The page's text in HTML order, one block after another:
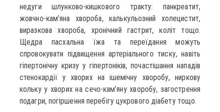
недуги шлунково-кишкового тракту: панкреатит,
жовчно-кам’яна хвороба, калькульозний холецистит,
виразкова хвороба, хронічний гастрит, коліт тощо.
Щедра пасхальна їжа та переїдання можуть
спровокувати підвищення артеріального тиску, навіть
гіпертонічну кризу у гіпертоніків, почастішання нападів
стенокардії у хворих на ішемічну хворобу, ниркову
кольку у хворих на сечо-кам’яну хворобу, загострення
подагри, погіршення перебігу цукрового діабету тощо.